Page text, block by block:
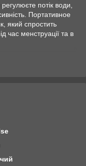
потік води,
Портативное
який спростить
час менструації та в